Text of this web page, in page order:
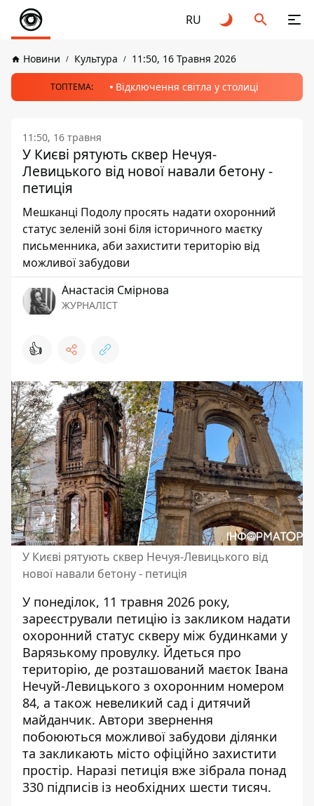
RU
Новини Культура 11:50, 16 Травня 2026
ТОПТЕМА: Відключення світла у столиці
11:50, 16 травня
У Києві рятують сквер Нечуя-
Левицького від нової навали бетону -
петиція
Мешканці Подолу просять надати охоронний
статус зеленій зоні біля історичного маєтку
письменника, аби захистити територію від
можливої забудови
Анастасія Смірнова
ЖУРНАЛІСТ
👍
У Києві рятують сквер Нечуя-Левицького від
нової навали бетону - петиція
У понеділок, 11 травня 2026 року,
зареєстрували петицію із закликом надати
охоронний статус скверу між будинками у
Варязькому провулку. Йдеться про
територію, де розташований маєток Івана
Нечуй-Левицького з охоронним номером
84, а також невеликий сад і дитячий
майданчик. Автори звернення
побоюються можливої забудови ділянки
та закликають місто офіційно захистити
простір. Наразі петиція вже зібрала понад
330 підписів із необхідних шести тисяч.